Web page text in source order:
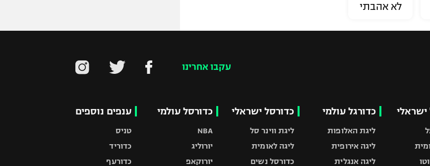
לא אהבתי
עקבו אחרינו
ישראלי כדורגל עולמי
ליגת האלופות
ליגה אירופית
ליגה אנגלית
כדורסל ישראלי
ליגת ווינר סל
ליגה לאומית
כדורסל נשים
כדורסל עולמי
NBA
יורוליג
יורוקאפ
ענפים נוספים
טניס
כדוריד
כדורעף